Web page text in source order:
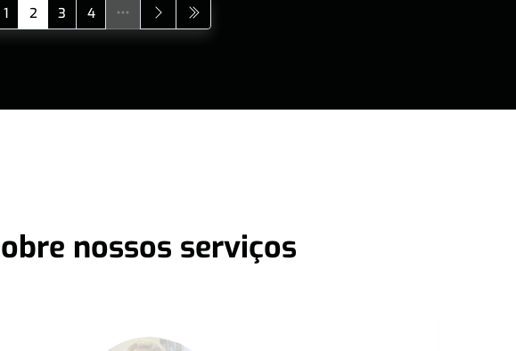
1 2 3 4
nossos serviços